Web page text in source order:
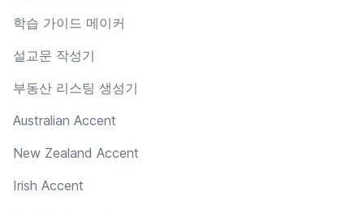
학습 가이드 메이커
설교문 작성기
부동산 리스팅 생성기
Australian Accent
New Zealand Accent
Irish Accent